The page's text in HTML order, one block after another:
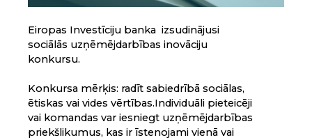
Eiropas Investīciju banka izsudinājusi
sociālās uzņēmējdarbības inovāciju
konkursu.
Konkursa mērķis: radīt sabiedrībā sociālas,
ētiskas vai vides vērtības.Individuāli pieteicēji
vai komandas var iesniegt uzņēmējdarbības
priekšlikumus, kas ir īstenojami vienā vai